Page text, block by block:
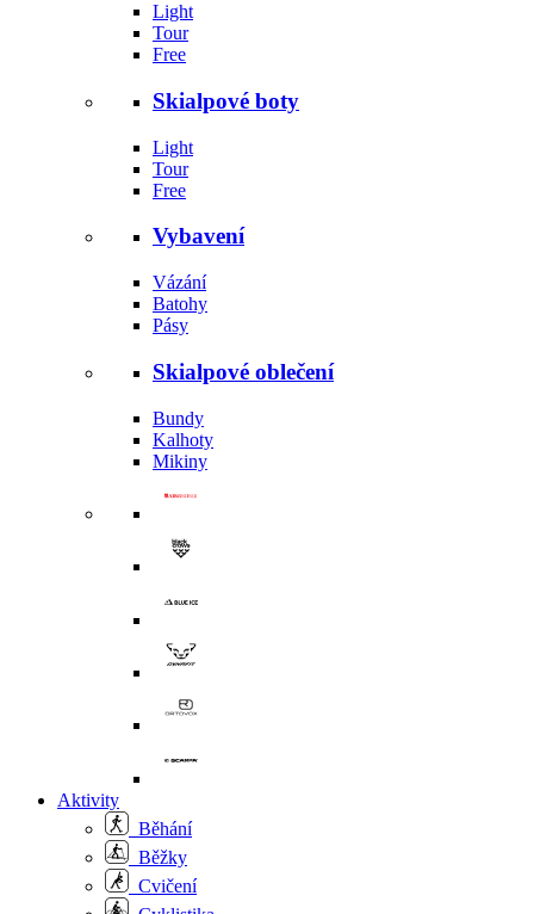
Light
Tour
Free
Skialpové boty
Light
Tour
Free
Vybavení
Vázání
Batohy
Pásy
Skialpové oblečení
Bundy
Kalhoty
Mikiny
Aktivity
Běhání
Běžky
Cvičení